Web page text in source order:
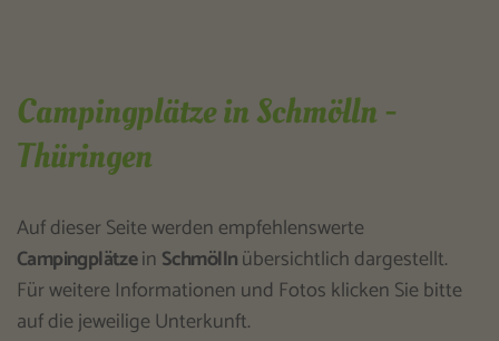
Campingplätze in Schmölln -
Thüringen
Auf dieser Seite werden empfehlenswerte
Campingplätzein Schmöllnübersichtlich dargestellt.
Für weitere Informationen und Fotos klicken Sie bitte
auf die jeweilige Unterkunft.